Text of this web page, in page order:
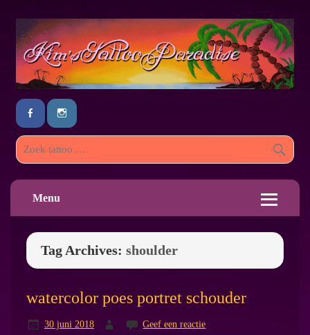
Menu
Tag Archives: shoulder
watercolor poes portret schouder
30 juni 2018 Geef een reactie